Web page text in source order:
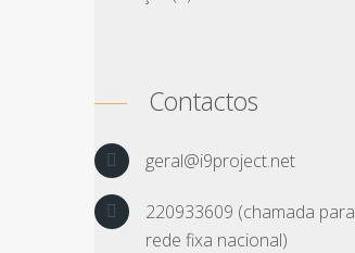
Contactos
geral@i9project.net
220933609 (chamada para
rede fixa nacional)